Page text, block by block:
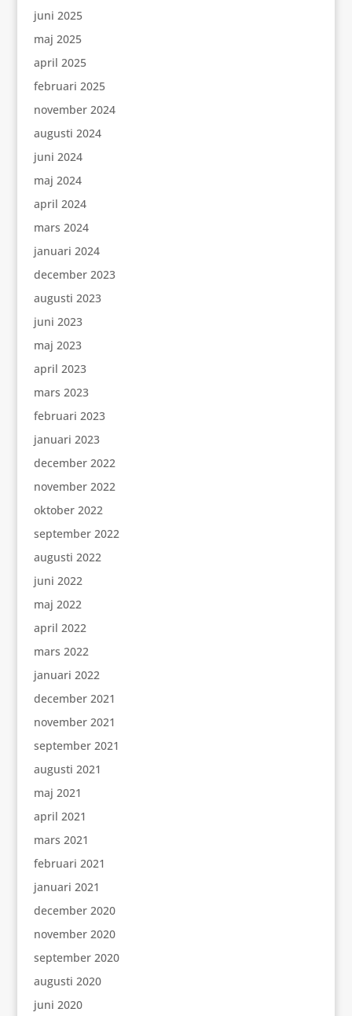
juni 2025
maj 2025
april 2025
februari 2025
november 2024
augusti 2024
juni 2024
maj 2024
april 2024
mars 2024
januari 2024
december 2023
augusti 2023
juni 2023
maj 2023
april 2023
mars 2023
februari 2023
januari 2023
december 2022
november 2022
oktober 2022
september 2022
augusti 2022
juni 2022
maj 2022
april 2022
mars 2022
januari 2022
december 2021
november 2021
september 2021
augusti 2021
maj 2021
april 2021
mars 2021
februari 2021
januari 2021
december 2020
november 2020
september 2020
augusti 2020
juni 2020